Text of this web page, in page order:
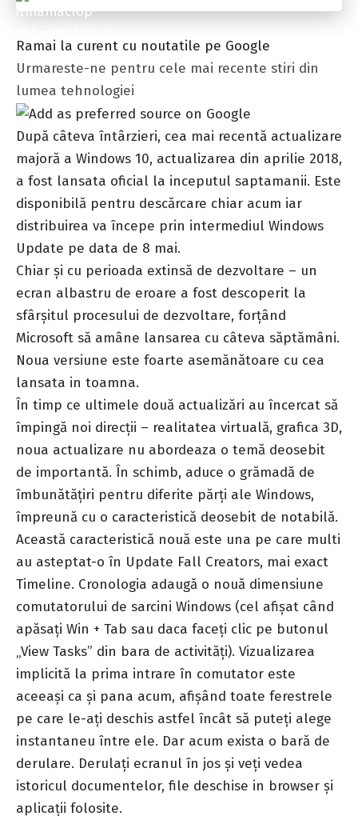
Ramai la curent cu noutatile pe Google
Urmareste-ne pentru cele mai recente stiri din
lumea tehnologiei
După câteva întârzieri, cea mai recentă actualizare
majoră a Windows 10, actualizarea din aprilie 2018,
a fost lansata oficial la inceputul saptamanii. Este
disponibilă pentru descărcare chiar acum iar
distribuirea va începe prin intermediul Windows
Update pe data de 8 mai.
Chiar și cu perioada extinsă de dezvoltare – un
ecran albastru de eroare a fost descoperit la
sfârșitul procesului de dezvoltare, forțând
Microsoft să amâne lansarea cu câteva săptămâni.
Noua versiune este foarte asemănătoare cu cea
lansata in toamna.
În timp ce ultimele două actualizări au încercat să
împingă noi direcții – realitatea virtuală, grafica 3D,
noua actualizare nu abordeaza o temă deosebit
de importantă. În schimb, aduce o grămadă de
îmbunătățiri pentru diferite părți ale Windows,
împreună cu o caracteristică deosebit de notabilă.
Această caracteristică nouă este una pe care multi
au asteptat-o în Update Fall Creators, mai exact
Timeline. Cronologia adaugă o nouă dimensiune
comutatorului de sarcini Windows (cel afișat când
apăsați Win + Tab sau daca faceți clic pe butonul
„View Tasks” din bara de activități). Vizualizarea
implicită la prima intrare în comutator este
aceeași ca și pana acum, afișând toate ferestrele
pe care le-ați deschis astfel încât să puteți alege
instantaneu între ele. Dar acum exista o bară de
derulare. Derulați ecranul în jos și veți vedea
istoricul documentelor, file deschise in browser și
aplicații folosite.